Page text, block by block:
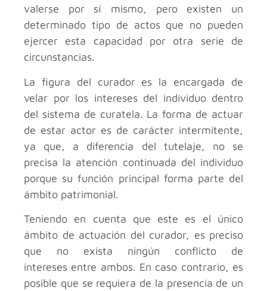
valerse por sí mismo, pero existen un
determinado tipo de actos que no pueden
ejercer esta capacidad por otra serie de
circunstancias.
La figura del curador es la encargada de
velar por los intereses del individuo dentro
del sistema de curatela. La forma de actuar
de estar actor es de carácter intermitente,
ya que, a diferencia del tutelaje, no se
precisa la atención continuada del individuo
porque su función principal forma parte del
ámbito patrimonial.
Teniendo en cuenta que este es el único
ámbito de actuación del curador, es preciso
que no exista ningún conflicto de
intereses entre ambos. En caso contrario, es
posible que se requiera de la presencia de un